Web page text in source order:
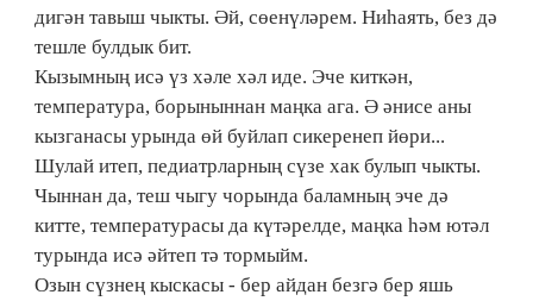
дигән тавыш чыкты. Әй, сөенүләрем. Ниһаять, без дә
тешле булдык бит.
Кызымның исә үз хәле хәл иде. Эче киткән,
температура, борыныннан маңка ага. Ә әнисе аны
кызганасы урында өй буйлап сикеренеп йөри...
Шулай итеп, педиатрларның сүзе хак булып чыкты.
Чыннан да, теш чыгу чорында баламның эче дә
китте, температурасы да күтәрелде, маңка һәм ютәл
турында исә әйтеп тә тормыйм.
Озын сүзнең кыскасы - бер айдан безгә бер яшь